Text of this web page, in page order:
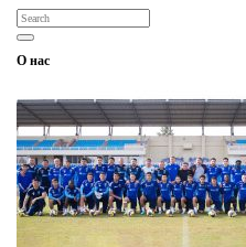
О нас